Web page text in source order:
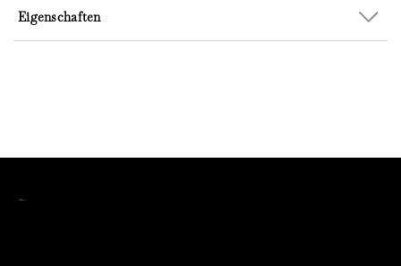
Eigenschaften